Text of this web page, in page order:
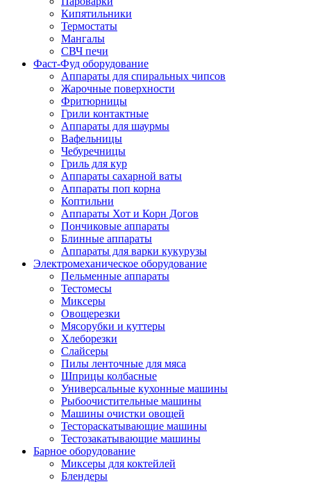
Кипятильники
Термостаты
Мангалы
СВЧ печи
Фаст-Фуд оборудование
Аппараты для спиральных чипсов
Жарочные поверхности
Фритюрницы
Грили контактные
Аппараты для шаурмы
Вафельницы
Чебуречницы
Гриль для кур
Аппараты сахарной ваты
Аппараты поп корна
Коптильни
Аппараты Хот и Корн Догов
Пончиковые аппараты
Блинные аппараты
Аппараты для варки кукурузы
Электромеханическое оборудование
Пельменные аппараты
Тестомесы
Миксеры
Овощерезки
Мясорубки и куттеры
Хлеборезки
Слайсеры
Пилы ленточные для мяса
Шприцы колбасные
Универсальные кухонные машины
Рыбоочистительные машины
Машины очистки овощей
Тестораскатывающие машины
Тестозакатывающие машины
Барное оборудование
Миксеры для коктейлей
Блендеры